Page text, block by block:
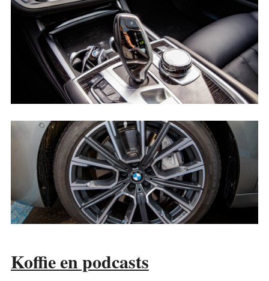
Koffie en podcasts